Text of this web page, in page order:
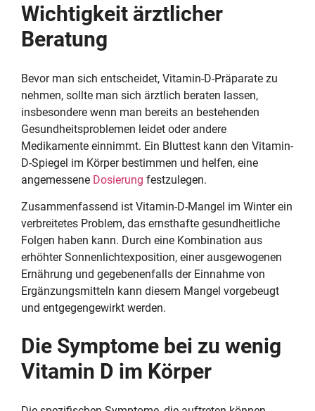
Wichtigkeit ärztlicher
Beratung
Bevor man sich entscheidet, Vitamin-D-Präparate zu
nehmen, sollte man sich ärztlich beraten lassen,
insbesondere wenn man bereits an bestehenden
Gesundheitsproblemen leidet oder andere
Medikamente einnimmt. Ein Bluttest kann den Vitamin-
D-Spiegel im Körper bestimmen und helfen, eine
angemessene Dosierung festzulegen.
Zusammenfassend ist Vitamin-D-Mangel im Winter ein
verbreitetes Problem, das ernsthafte gesundheitliche
Folgen haben kann. Durch eine Kombination aus
erhöhter Sonnenlichtexposition, einer ausgewogenen
Ernährung und gegebenenfalls der Einnahme von
Ergänzungsmitteln kann diesem Mangel vorgebeugt
und entgegengewirkt werden.
Die Symptome bei zu wenig
Vitamin D im Körper